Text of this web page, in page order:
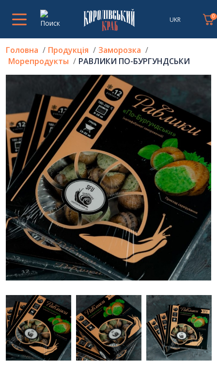
UKR 0
Головна Продукція
Заморозка
Морепродукты
РАВЛИКИ ПО-БУРГУНДСЬКИ